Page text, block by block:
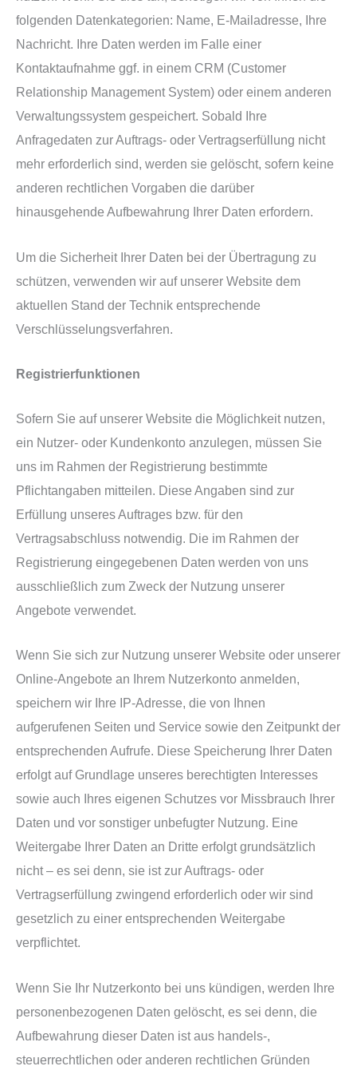
folgenden Datenkategorien: Name, E-Mailadresse, Ihre
Nachricht. Ihre Daten werden im Falle einer
Kontaktaufnahme ggf. in einem CRM (Customer
Relationship Management System) oder einem anderen
Verwaltungssystem gespeichert. Sobald Ihre
Anfragedaten zur Auftrags- oder Vertragserfüllung nicht
mehr erforderlich sind, werden sie gelöscht, sofern keine
anderen rechtlichen Vorgaben die darüber
hinausgehende Aufbewahrung Ihrer Daten erfordern.
Um die Sicherheit Ihrer Daten bei der Übertragung zu
schützen, verwenden wir auf unserer Website dem
aktuellen Stand der Technik entsprechende
Verschlüsselungsverfahren.
Registrierfunktionen
Sofern Sie auf unserer Website die Möglichkeit nutzen,
ein Nutzer- oder Kundenkonto anzulegen, müssen Sie
uns im Rahmen der Registrierung bestimmte
Pflichtangaben mitteilen. Diese Angaben sind zur
Erfüllung unseres Auftrages bzw. für den
Vertragsabschluss notwendig. Die im Rahmen der
Registrierung eingegebenen Daten werden von uns
ausschließlich zum Zweck der Nutzung unserer
Angebote verwendet.
Wenn Sie sich zur Nutzung unserer Website oder unserer
Online-Angebote an Ihrem Nutzerkonto anmelden,
speichern wir Ihre IP-Adresse, die von Ihnen
aufgerufenen Seiten und Service sowie den Zeitpunkt der
entsprechenden Aufrufe. Diese Speicherung Ihrer Daten
erfolgt auf Grundlage unseres berechtigten Interesses
sowie auch Ihres eigenen Schutzes vor Missbrauch Ihrer
Daten und vor sonstiger unbefugter Nutzung. Eine
Weitergabe Ihrer Daten an Dritte erfolgt grundsätzlich
nicht – es sei denn, sie ist zur Auftrags- oder
Vertragserfüllung zwingend erforderlich oder wir sind
gesetzlich zu einer entsprechenden Weitergabe
verpflichtet.
Wenn Sie Ihr Nutzerkonto bei uns kündigen, werden Ihre
personenbezogenen Daten gelöscht, es sei denn, die
Aufbewahrung dieser Daten ist aus handels-,
steuerrechtlichen oder anderen rechtlichen Gründen